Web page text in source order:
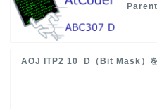
AOJ ITP2 10_D（Bit Mask）を